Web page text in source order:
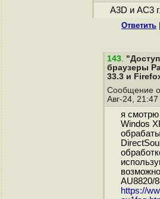
A3D и AC3
Ответить
143.
браузеры
33.3 и
Сообщение
Авг-24, 21:47
я смотрю
Windos
AU8820/
https://